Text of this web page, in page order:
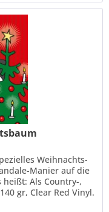
Weihnachts-
Manier auf die
Als Country-,
gr, Clear Red Vinyl.